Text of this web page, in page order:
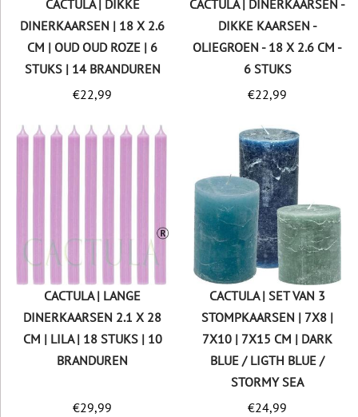
CACTULA | DIKKE
DINERKAARSEN | 18 X 2.6
CM | OUD OUD ROZE | 6
STUKS | 14 BRANDUREN
€22,99
CACTULA | DINERKAARSEN -
DIKKE KAARSEN -
OLIEGROEN - 18 X 2.6 CM -
6 STUKS
€22,99
CACTULA | LANGE
DINERKAARSEN 2.1 X 28
CM | LILA | 18 STUKS | 10
BRANDUREN
€29,99
CACTULA | SET VAN 3
STOMPKAARSEN | 7X8 |
7X10 | 7X15 CM | DARK
BLUE / LIGTH BLUE /
STORMY SEA
€24,99